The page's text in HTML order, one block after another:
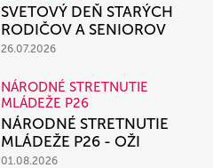
SVETOVÝ DEŇ STARÝCH
RODIČOV A SENIOROV
26.07.2026
NÁRODNÉ STRETNUTIE
MLÁDEŽE P26
NÁRODNÉ STRETNUTIE
MLÁDEŽE P26 - OŽI
01.08.2026